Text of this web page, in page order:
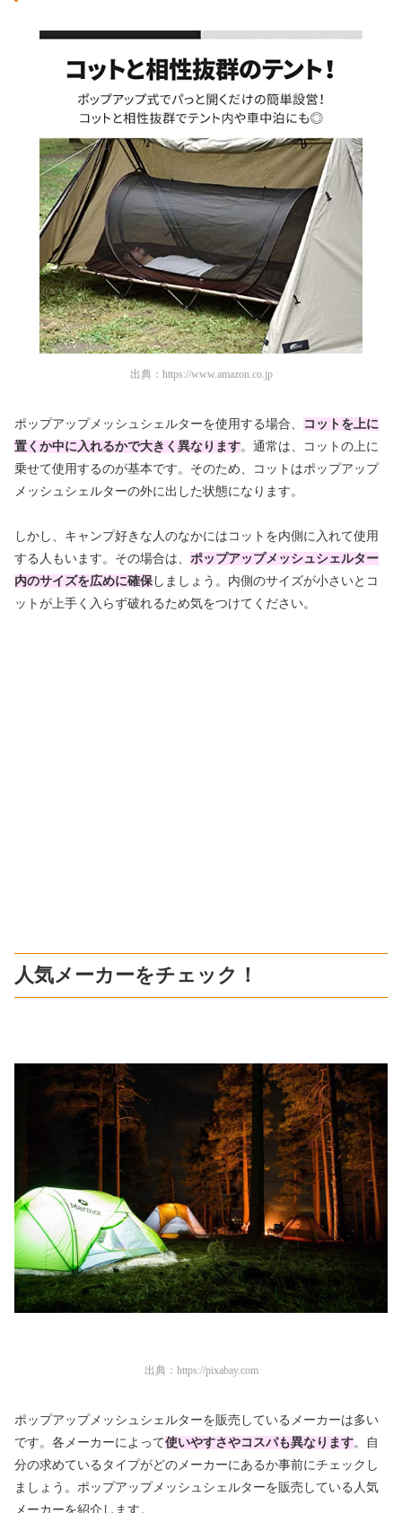
出典： https://www.amazon.co.jp
ポップアップメッシュシェルターを使用する場合、
コットを上に
置くか中に入れるかで大きく異なります。通常は、コットの上に
乗せて使用するのが基本です。そのため、コットはポップアップ
メッシュシェルターの外に出した状態になります。
しかし、キャンプ好きな人のなかにはコットを内側に入れて使用
する人もいます。その場合は、 ポップアップメッシュシェルター
内のサイズを広めに確保 しましょう。内側のサイズが小さいとコ
ットが上手く入らず破れるため気をつけてください。
人気メーカーをチェック！
出典： https://pixabay.com
ポップアップメッシュシェルターを販売しているメーカーは多い
です。各メーカーによって使いやすさやコスパも異なります。自
分の求めているタイプがどのメーカーにあるか事前にチェックし
ましょう。ポップアップメッシュシェルターを販売している人気
メーカーを紹介します。